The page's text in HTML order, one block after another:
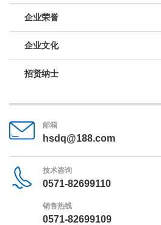
企业荣誉
企业文化
招贤纳士
邮箱
hsdq@188.com
技术咨询
0571-82699110
销售热线
0571-82699109